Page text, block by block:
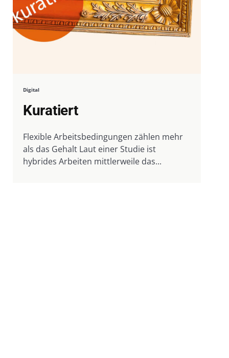
Digital
Kuratiert
Flexible Arbeitsbedingungen zählen mehr
als das Gehalt Laut einer Studie ist
hybrides Arbeiten mittlerweile das...